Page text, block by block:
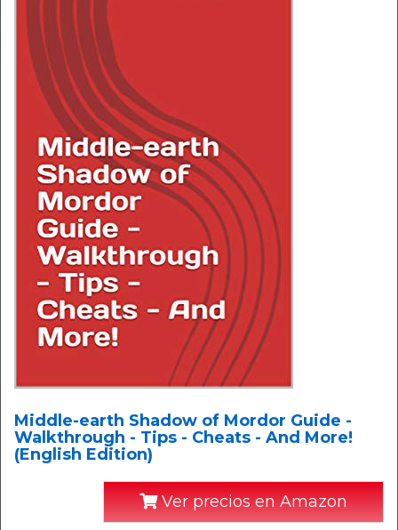
Middle-earth Shadow of Mordor Guide -
Walkthrough - Tips - Cheats - And More!
(English Edition)
Ver precios en Amazon